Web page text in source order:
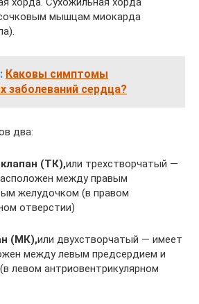
мышцам миокарда
Каковы симптомы
заболеваний сердца?
два:
(ТК),или трехстворчатый —
между правым
желудочком (в правом
отверстии)
(МК),или двухстворчатый — имеет
между левым предсердием и
левом антриовентрикулярном